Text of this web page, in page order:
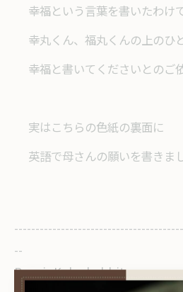
幸福という言葉を書いたわけ
幸丸くん、福丸くんの上のひ
幸福と書いてくださいとのご
実はこちらの色紙の裏面に
英語で母さんの願いを書きま
--
Repair Kobo kobbit